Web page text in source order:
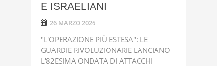
E ISRAELIANI
26 MARZO 2026
"L'OPERAZIONE PIÙ ESTESA": LE
GUARDIE RIVOLUZIONARIE LANCIANO
L'82ESIMA ONDATA DI ATTACCHI